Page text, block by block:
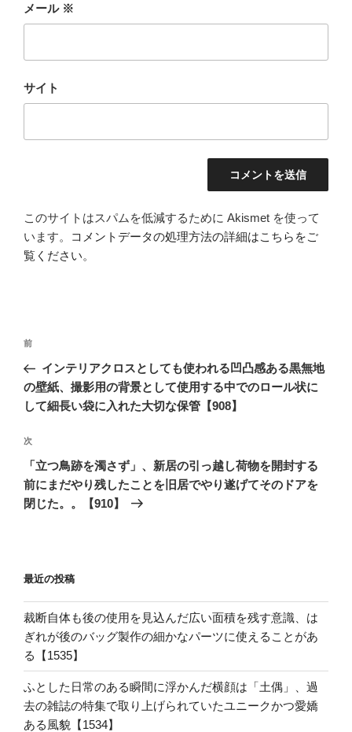
メール ※
サイト
このサイトはスパムを低減するために Akismet を使って
います。
コメントデータの処理方法の詳細はこちらをご
覧ください。
投
ナ
ビ
ー
シ
ョ
ン
前
の
投
稿
前
インテリアクロスとしても使われる凹凸感ある黒無地
の壁紙、撮影用の背景として使用する中でのロール状に
して細長い袋に入れた大切な保管【908】
次
の
投
稿
次
「立つ鳥跡を濁さず」、新居の引っ越し荷物を開封する
前にまだやり残したことを旧居でやり遂げてそのドアを
閉じた。。【910】
最近の投稿
裁断自体も後の使用を見込んだ広い面積を残す意識、は
ぎれが後のバッグ製作の細かなパーツに使えることがあ
る【1535】
ふとした日常のある瞬間に浮かんだ横顔は「土偶」、過
去の雑誌の特集で取り上げられていたユニークかつ愛嬌
ある風貌【1534】